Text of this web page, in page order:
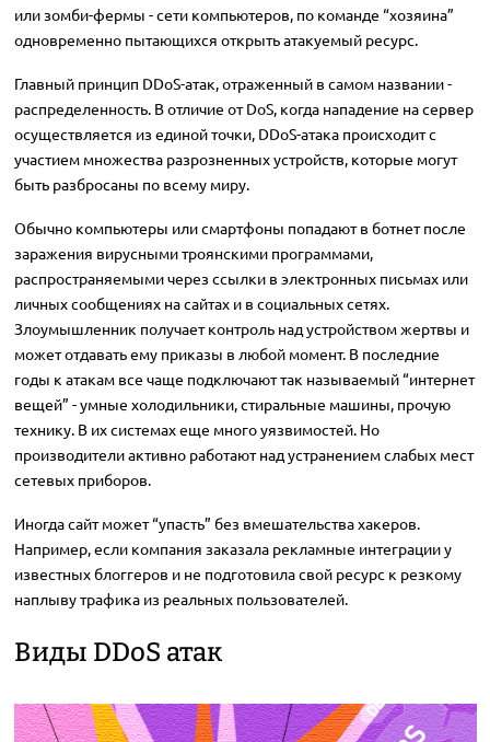
или зомби-фермы - сети компьютеров, по команде “хозяина”
одновременно пытающихся открыть атакуемый ресурс.
Главный принцип DDoS-атак, отраженный в самом названии -
распределенность. В отличие от DoS, когда нападение на сервер
осуществляется из единой точки, DDoS-атака происходит с
участием множества разрозненных устройств, которые могут
быть разбросаны по всему миру.
Обычно компьютеры или смартфоны попадают в ботнет после
заражения вирусными троянскими программами,
распространяемыми через ссылки в электронных письмах или
личных сообщениях на сайтах и в социальных сетях.
Злоумышленник получает контроль над устройством жертвы и
может отдавать ему приказы в любой момент. В последние
годы к атакам все чаще подключают так называемый “интернет
вещей” - умные холодильники, стиральные машины, прочую
технику. В их системах еще много уязвимостей. Но
производители активно работают над устранением слабых мест
сетевых приборов.
Иногда сайт может “упасть” без вмешательства хакеров.
Например, если компания заказала рекламные интеграции у
известных блоггеров и не подготовила свой ресурс к резкому
наплыву трафика из реальных пользователей.
Виды DDoS атак